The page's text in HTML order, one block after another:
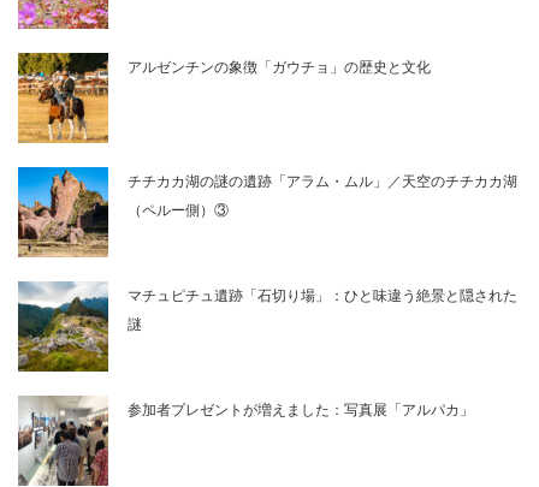
アルゼンチンの象徴「ガウチョ」の歴史と文化
チチカカ湖の謎の遺跡「アラム・ムル」／天空のチチカカ湖
（ペルー側）③
マチュピチュ遺跡「石切り場」：ひと味違う絶景と隠された
謎
参加者プレゼントが増えました：写真展「アルパカ」